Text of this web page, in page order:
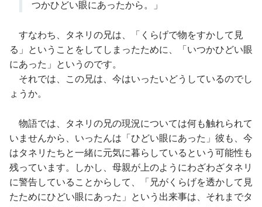
つかひどい眼にあったから。」
すなわち、タネリの兄は、「くらげで物をすかして見
る」ということをしてしまったために、「いつかひどい眼
にあった」というのです。
それでは、この兄は、今はいったいどうしているのでし
ょうか。
物語では、タネリの兄の現況については何も触れられて
いませんから、いったんは「ひどい眼にあった」彼も、今
はタネリたちと一緒に元気に暮らしているという可能性も
残っています。しかし、母親が上のようにわざわざタネリ
に警告していることからして、「兄がくらげを透かして見
たためにひどい眼にあった」という出来事は、それまでタ